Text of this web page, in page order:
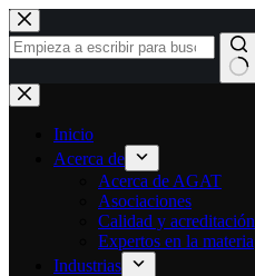
Ir
al
contenido
Sin
resultados
Inicio
Acerca de
Acerca de AGAT
Asociaciones
Calidad y acreditación
Expertos en la materia
Industrias